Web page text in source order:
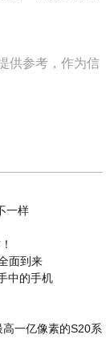
供参考，作为信
一样
面到来
中的手机
一亿像素的S20系